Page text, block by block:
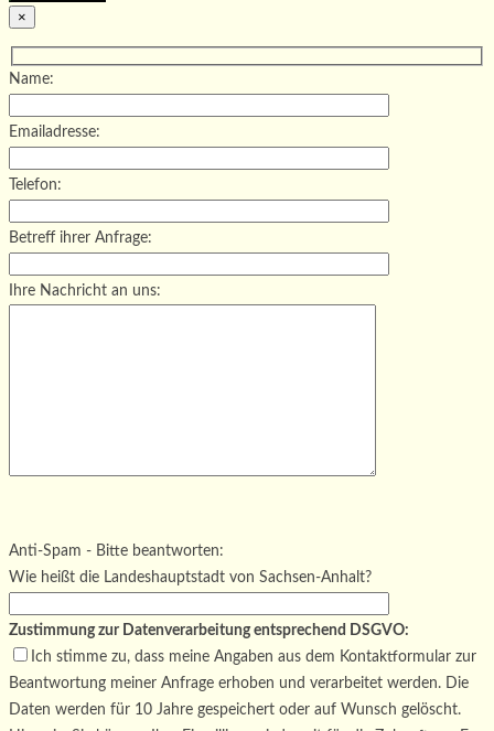
×
Name:
Emailadresse:
Telefon:
Betreff ihrer Anfrage:
Ihre Nachricht an uns:
Bitte lasse dieses Feld leer.
Anti-Spam - Bitte beantworten:
Wie heißt die Landeshauptstadt von Sachsen-Anhalt?
Zustimmung zur Datenverarbeitung entsprechend DSGVO:
Ich stimme zu, dass meine Angaben aus dem Kontaktformular zur
Beantwortung meiner Anfrage erhoben und verarbeitet werden. Die
Daten werden für 10 Jahre gespeichert oder auf Wunsch gelöscht.